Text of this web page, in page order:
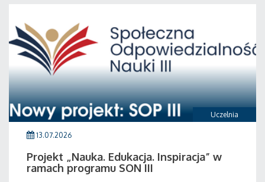
Uczelnia
13.07.2026
Projekt „Nauka. Edukacja. Inspiracja” w
ramach programu SON III